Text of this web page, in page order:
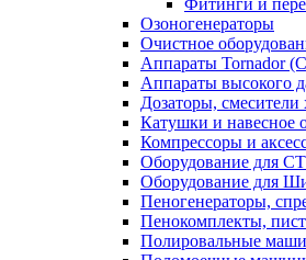
Фитинги и
Озоногенераторы
Очистное
Аппараты Tornador
Аппараты высокого
Дозаторы,
Катушки и навесное
Компрессоры и
Оборудование для
Оборудование для
Пеногенераторы,
Пенокомплекты,
Полировальные